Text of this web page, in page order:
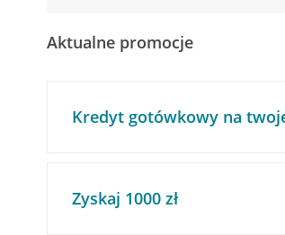
Aktualne promocje
Kredyt gotówkowy na
Zyskaj 1000 zł